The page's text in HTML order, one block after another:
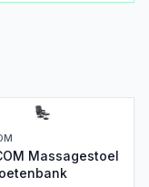
Massagestoel